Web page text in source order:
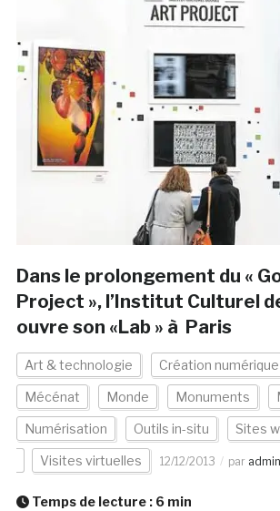
Dans le prolongement du «
Project », l’Institut Culturel
ouvre son «Lab » à Paris
Art & technologie Création numérique
Mécénat Monde Monuments
Numérisation Outils in-situ Sites
Visites virtuelles 12/12/2013 par admin
Temps de lecture : 6 min